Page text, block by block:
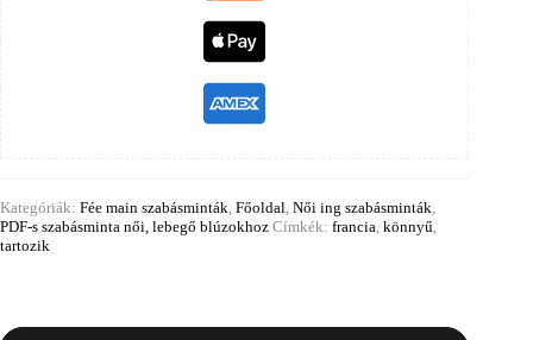
Kategóriák: Fée main szabásminták Főoldal Női ing szabásminták
PDF-s szabásminta női, lebegő blúzokhoz Címkék: francia könnyű
tartozik